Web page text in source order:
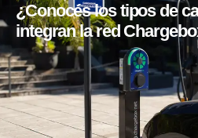
¿Conocés los tipos de
integran la red